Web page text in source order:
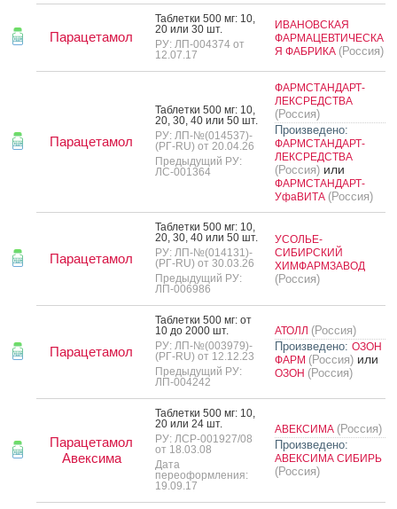
Парацетамол
Таб­летки 500 мг: 10,
20 или 30 шт.
РУ: ЛП-004374 от
12.07.17
ИВАНОВСКАЯ
ФАРМАЦЕВТИЧЕСКА
Я ФАБРИКА (Россия)
Парацетамол
Таб­летки 500 мг: 10,
20, 30, 40 или 50 шт.
РУ: ЛП-№(014537)-
(РГ-RU) от 20.04.26
Предыдущий РУ:
ЛС-001364
ФАРМСТАНДАРТ-
ЛЕКСРЕДСТВА
(Россия)
Произведено:
ФАРМСТАНДАРТ-
ЛЕКСРЕДСТВА
(Россия) или
ФАРМСТАНДАРТ-
УфаВИТА (Россия)
Парацетамол
Таб­летки 500 мг: 10,
20, 30, 40 или 50 шт.
РУ: ЛП-№(014131)-
(РГ-RU) от 30.03.26
Предыдущий РУ:
ЛП-006986
УСОЛЬЕ-
СИБИРСКИЙ
ХИМФАРМЗАВОД
(Россия)
Парацетамол
Таб­летки 500 мг: от
10 до 2000 шт.
РУ: ЛП-№(003979)-
(РГ-RU) от 12.12.23
Предыдущий РУ:
ЛП-004242
АТОЛЛ (Россия)
Произведено: ОЗОН
ФАРМ (Россия) или
ОЗОН (Россия)
Парацетамол
Авексима
Таб­летки 500 мг: 10,
20 или 24 шт.
РУ: ЛСР-001927/08
от 18.03.08
Дата
переоформления:
19.09.17
АВЕКСИМА (Россия)
Произведено:
АВЕКСИМА СИБИРЬ
(Россия)